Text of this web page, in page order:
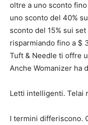
oltre a uno sconto
uno sconto del 40%
sconto del 15% sui
risparmiando fino a $
Tuft & Needle ti offre
Anche Womanizer ha
Letti intelligenti. Telai
I termini differiscono.